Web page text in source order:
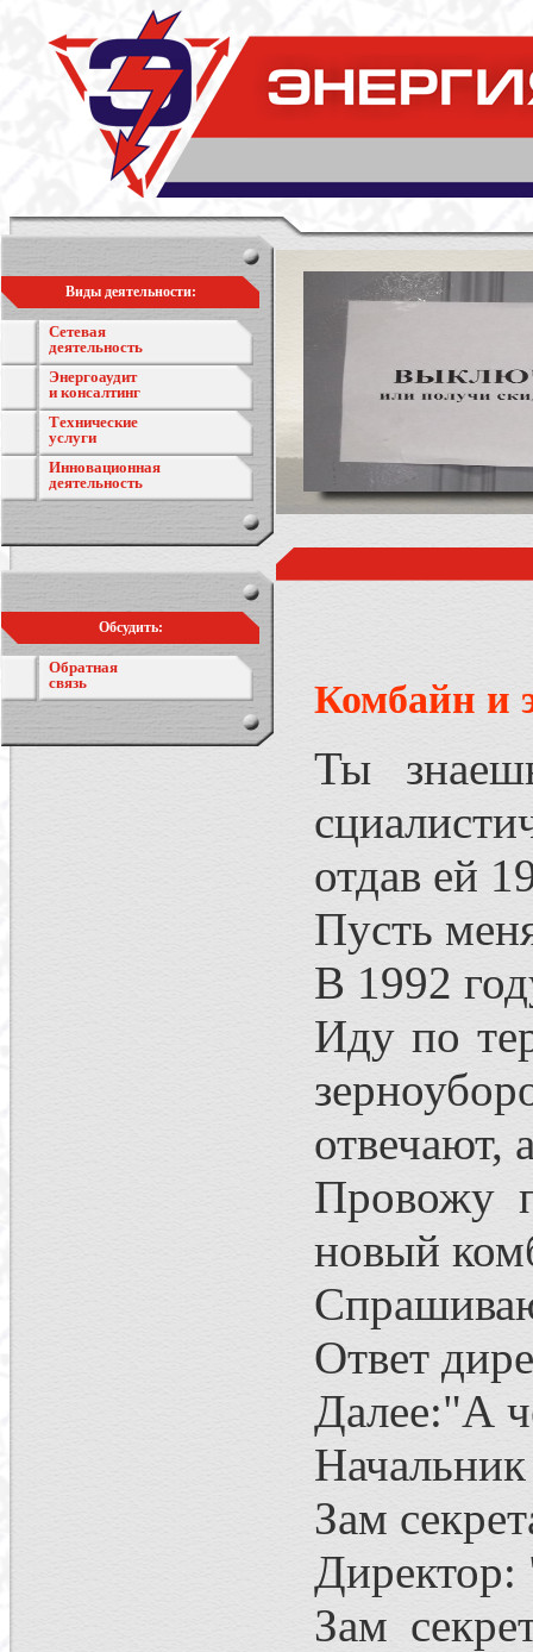
Виды деятельности:
Сетевая
деятельность
Энергоаудит
и консалтинг
Технические
услуги
Инновационная
деятельность
Обсудить:
Обратная
связь
Комбайн и
Ты
отдав ей
Пусть
В 1992
Иду по
отвечают,
Провожу
новый
Ответ
Далее:"А
Зам
Директор:
Зам